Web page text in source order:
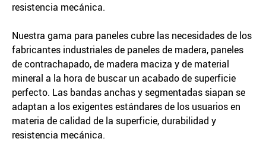
resistencia mecánica.
Nuestra gama para paneles cubre las necesidades de los
fabricantes industriales de paneles de madera, paneles
de contrachapado, de madera maciza y de material
mineral a la hora de buscar un acabado de superficie
perfecto. Las bandas anchas y segmentadas siapan se
adaptan a los exigentes estándares de los usuarios en
materia de calidad de la superficie, durabilidad y
resistencia mecánica.